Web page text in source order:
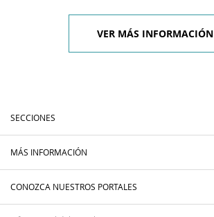
VER MÁS INFORMACIÓN
SECCIONES
MÁS INFORMACIÓN
CONOZCA NUESTROS PORTALES